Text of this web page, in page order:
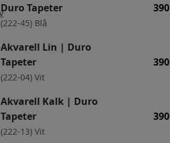
Duro Tapeter
(222-45) Blå
390
Akvarell Lin | Duro
Tapeter
(222-04) Vit
390
Akvarell Kalk | Duro
Tapeter
(222-13) Vit
390